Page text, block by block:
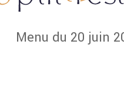
Menu du 20 juin